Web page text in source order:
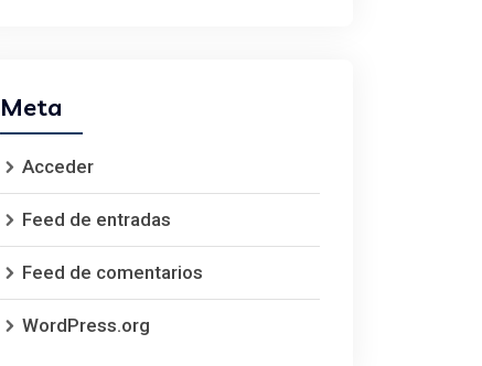
Meta
Acceder
Feed de entradas
Feed de comentarios
WordPress.org